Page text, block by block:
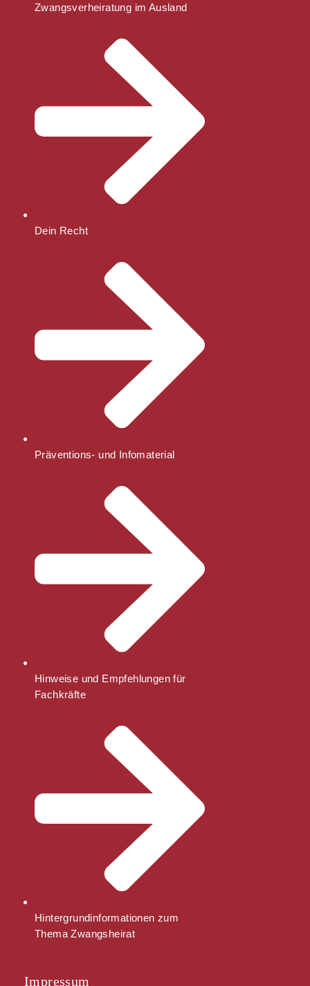
Zwangsverheiratung im Ausland
Dein Recht
Präventions- und Infomaterial
Hinweise und Empfehlungen für
Fachkräfte
Hintergrundinformationen zum
Thema Zwangsheirat
Impressum